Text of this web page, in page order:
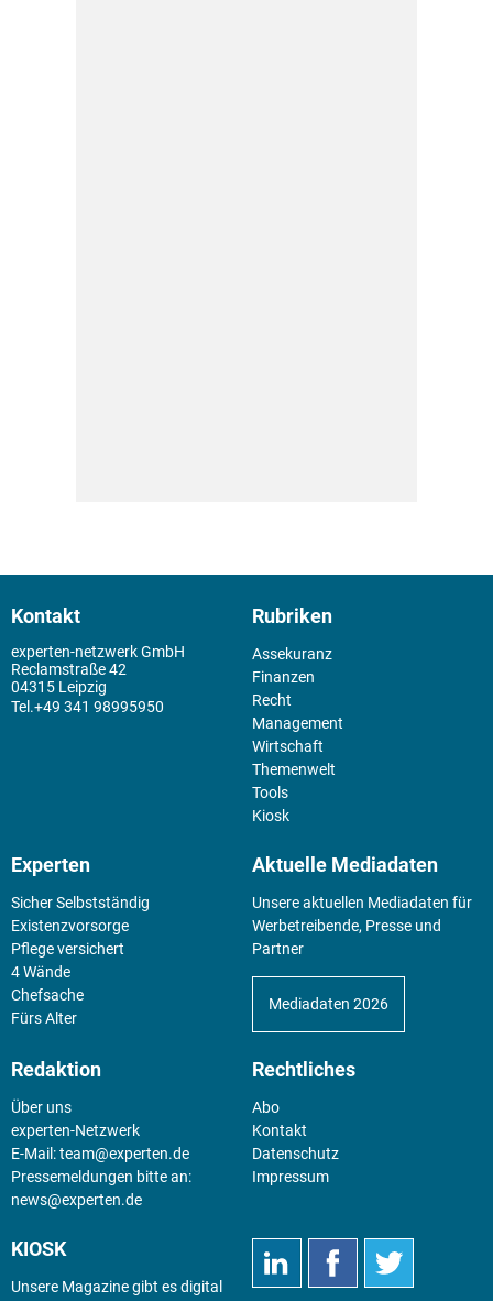
Kontakt
experten-netzwerk GmbH
Reclamstraße 42
04315 Leipzig
+49 341 98995950
Rubriken
Assekuranz
Finanzen
Recht
Management
Wirtschaft
Themenwelt
Tools
Kiosk
Experten
Sicher Selbstständig
Existenz­vorsorge
Pflege versichert
4 Wände
Chefsache
Fürs Alter
Aktuelle Mediadaten
Unsere aktuellen Mediadaten für
Werbetreibende, Presse und
Partner
Mediadaten 2026
Redaktion
Über uns
experten-Netzwerk
E-Mail:team@experten.de
Pressemeldungen bitte an:
news@experten.de
Rechtliches
Abo
Kontakt
Datenschutz
Impressum
KIOSK
Unsere Magazine gibt es digital